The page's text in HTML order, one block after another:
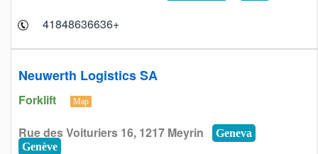
+41848636636
Neuwerth Logistics SA
Forklift Map
Rue des Voituriers 16, 1217 Meyrin
Geneva
Genève